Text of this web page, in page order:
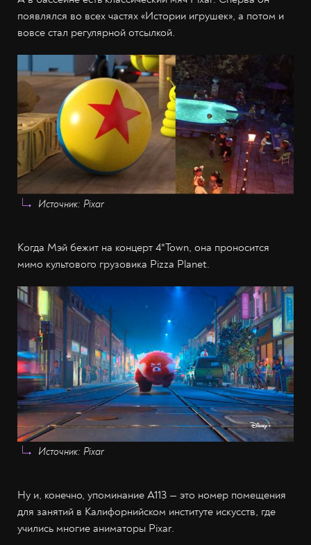
появлялся во всех частях «Истории игрушек», а потом и
вовсе стал регулярной отсылкой.
Источник: Pixar
Когда Мэй бежит на концерт 4*Town, она проносится
мимо культового грузовика Pizza Planet.
Источник: Pixar
Ну и, конечно, упоминание A113 — это номер помещения
для занятий в Калифорнийском институте искусств, где
учились многие аниматоры Pixar.